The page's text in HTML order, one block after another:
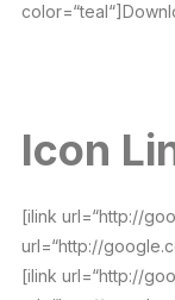
Icon
[ilink url=“http://
url=“http://
[ilink url=“http://